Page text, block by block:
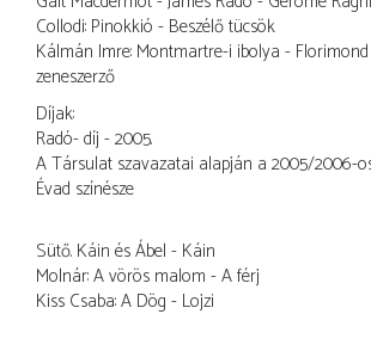
Collodi: Pinokkió - Beszélő tücsök
Kálmán Imre: Montmartre-i ibolya -
zeneszerző
Díjak:
Radó- díj - 2005.
A Társulat szavazatai alapján a 2005/2006-
Évad színésze
Sütő. Káin és Ábel - Káin
Molnár: A vörös malom - A férj
Kiss Csaba: A Dög - Lojzi